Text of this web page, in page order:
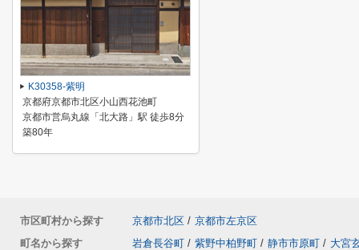
K30358-紫明
京都府京都市北区小山西花池町
京都市営烏丸線「北大路」駅 徒歩8分
築80年
市区町村から探す 京都市北区 / 京都市左京区
町名から探す
岩倉長谷町 / 紫野中柏野町 / 静市市原町 / 大宮